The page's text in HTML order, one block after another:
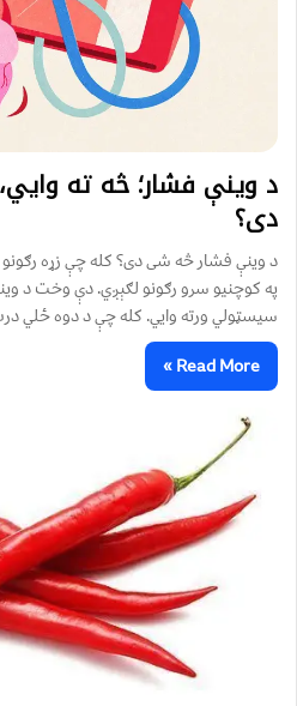
د وینې فشار؛ څه ته
دی؟
د وینې فشار څه شی دی؟ کله چې زړه رګونو
په کوچنیو سرو رګونو لګېږي. دې وخت د
سیسټولي ورته وايي. کله چې د دوه ځلي
Read More »